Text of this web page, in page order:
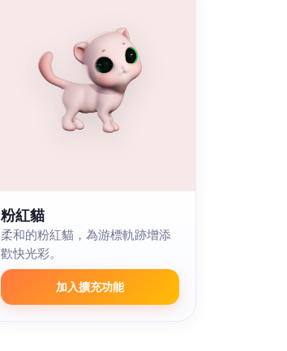
粉紅貓
柔和的粉紅貓，為游標軌跡增添
歡快光彩。
加入擴充功能